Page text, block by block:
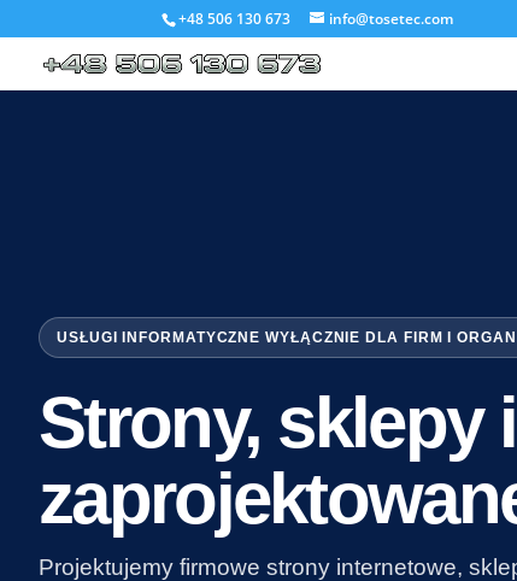
+48 506 130 673 info@tosetec.com
USŁUGI INFORMATYCZNE WYŁĄCZNIE DLA FIRM I
Strony, sklepy
Projektujemy firmowe strony internetowe,